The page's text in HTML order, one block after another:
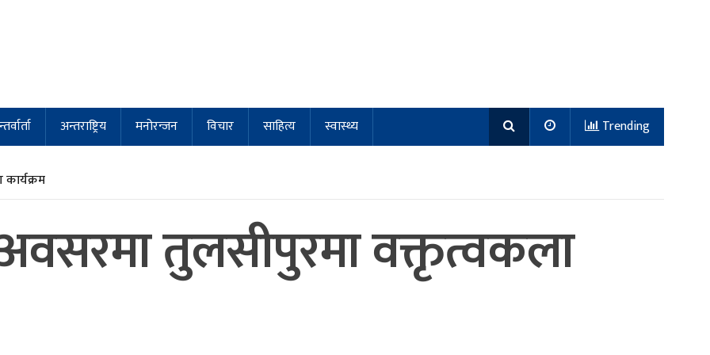
अन्तराष्ट्रिय मनोरन्जन विचार साहित्य स्वास्थ्य Trending
तुलसीपुरमा वक्तृत्वकला